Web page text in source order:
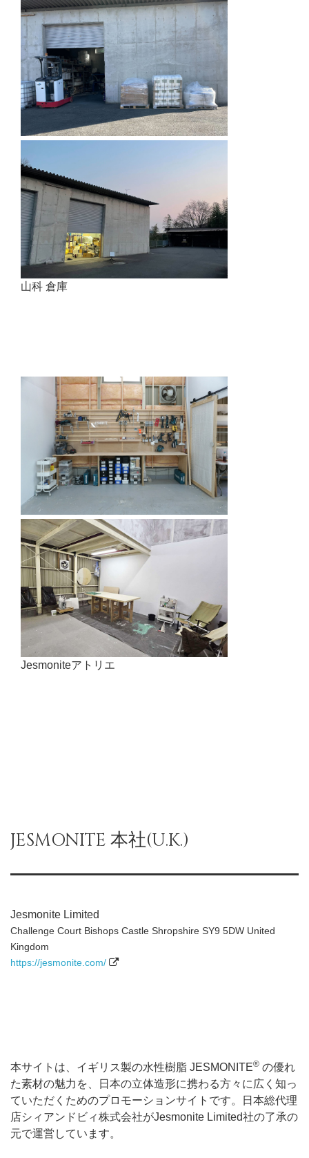
山科 倉庫
Jesmoniteアトリエ
JESMONITE 本社(U.K.)
Jesmonite Limited
Challenge Court Bishops Castle Shropshire SY9 5DW United
Kingdom
https://jesmonite.com/
本サイトは、イギリス製の水性樹脂 JESMONITE® の優れ
た素材の魅力を、日本の立体造形に携わる方々に広く知っ
ていただくためのプロモーションサイトです。日本総代理
店シィアンドビィ株式会社がJesmonite Limited社の了承の
元で運営しています。